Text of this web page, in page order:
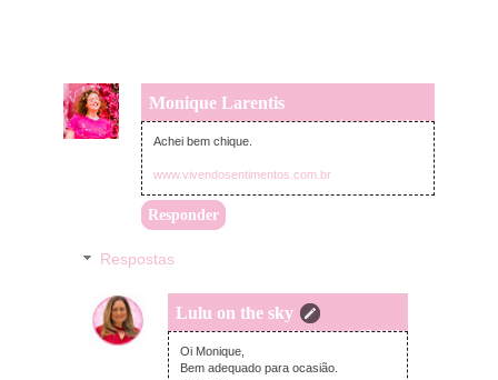
Monique Larentis
segunda-feira, maio 27, 2019
Achei bem chique.
www.vivendosentimentos.com.br
Responder
Respostas
Lulu on the sky
segunda-feira, maio 27, 2019
Oi Monique,
Bem adequado para ocasião.